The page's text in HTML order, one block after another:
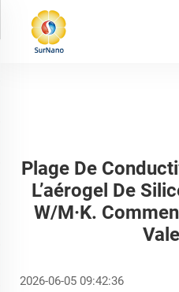
Plage De
L’aérogel De
W/m·K.
2026-06-05 09:42:36